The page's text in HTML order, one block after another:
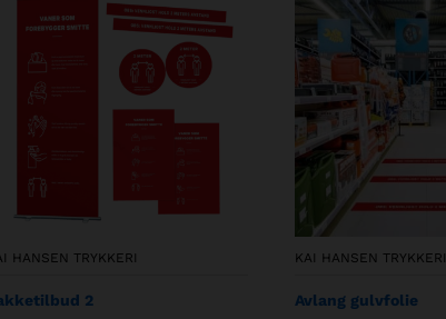
HANSEN TRYKKERI
2
KAI HANSEN TRYKKERI
Avlang gulvfolie